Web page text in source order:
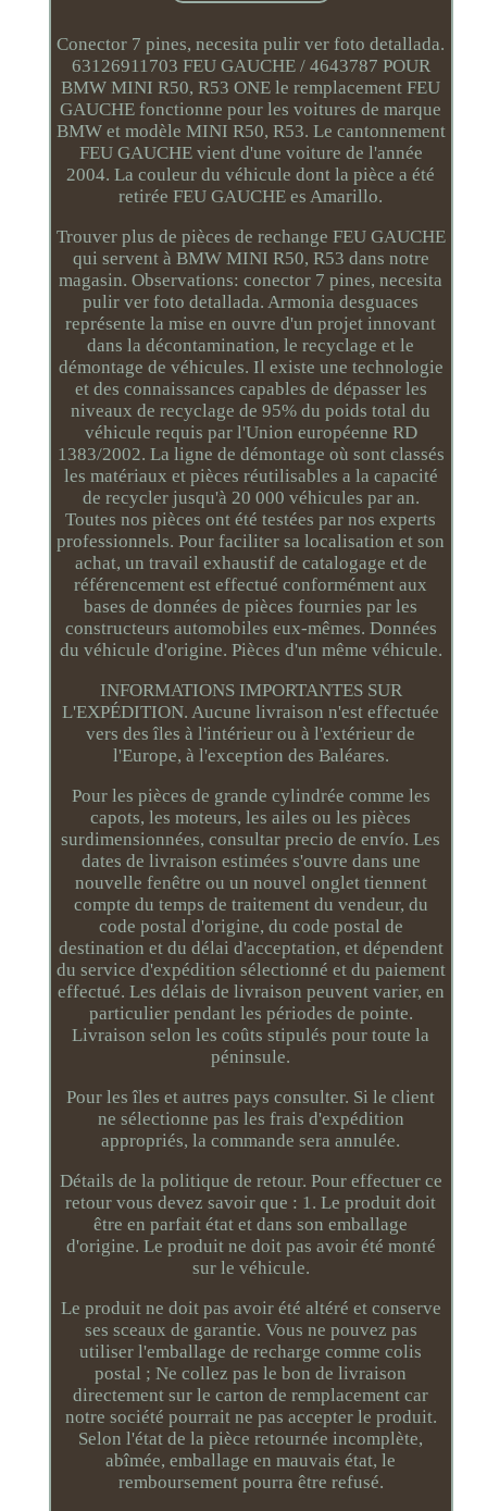
Conector 7 pines, necesita pulir ver foto detallada.
63126911703 FEU GAUCHE / 4643787 POUR
BMW MINI R50, R53 ONE le remplacement FEU
GAUCHE fonctionne pour les voitures de marque
BMW et modèle MINI R50, R53. Le cantonnement
FEU GAUCHE vient d'une voiture de l'année
2004. La couleur du véhicule dont la pièce a été
retirée FEU GAUCHE es Amarillo.
Trouver plus de pièces de rechange FEU GAUCHE
qui servent à BMW MINI R50, R53 dans notre
magasin. Observations: conector 7 pines, necesita
pulir ver foto detallada. Armonia desguaces
représente la mise en ouvre d'un projet innovant
dans la décontamination, le recyclage et le
démontage de véhicules. Il existe une technologie
et des connaissances capables de dépasser les
niveaux de recyclage de 95% du poids total du
véhicule requis par l'Union européenne RD
1383/2002. La ligne de démontage où sont classés
les matériaux et pièces réutilisables a la capacité
de recycler jusqu'à 20 000 véhicules par an.
Toutes nos pièces ont été testées par nos experts
professionnels. Pour faciliter sa localisation et son
achat, un travail exhaustif de catalogage et de
référencement est effectué conformément aux
bases de données de pièces fournies par les
constructeurs automobiles eux-mêmes. Données
du véhicule d'origine. Pièces d'un même véhicule.
INFORMATIONS IMPORTANTES SUR
L'EXPÉDITION. Aucune livraison n'est effectuée
vers des îles à l'intérieur ou à l'extérieur de
l'Europe, à l'exception des Baléares.
Pour les pièces de grande cylindrée comme les
capots, les moteurs, les ailes ou les pièces
surdimensionnées, consultar precio de envío. Les
dates de livraison estimées s'ouvre dans une
nouvelle fenêtre ou un nouvel onglet tiennent
compte du temps de traitement du vendeur, du
code postal d'origine, du code postal de
destination et du délai d'acceptation, et dépendent
du service d'expédition sélectionné et du paiement
effectué. Les délais de livraison peuvent varier, en
particulier pendant les périodes de pointe.
Livraison selon les coûts stipulés pour toute la
péninsule.
Pour les îles et autres pays consulter. Si le client
ne sélectionne pas les frais d'expédition
appropriés, la commande sera annulée.
Détails de la politique de retour. Pour effectuer ce
retour vous devez savoir que : 1. Le produit doit
être en parfait état et dans son emballage
d'origine. Le produit ne doit pas avoir été monté
sur le véhicule.
Le produit ne doit pas avoir été altéré et conserve
ses sceaux de garantie. Vous ne pouvez pas
utiliser l'emballage de recharge comme colis
postal ; Ne collez pas le bon de livraison
directement sur le carton de remplacement car
notre société pourrait ne pas accepter le produit.
Selon l'état de la pièce retournée incomplète,
abîmée, emballage en mauvais état, le
remboursement pourra être refusé.